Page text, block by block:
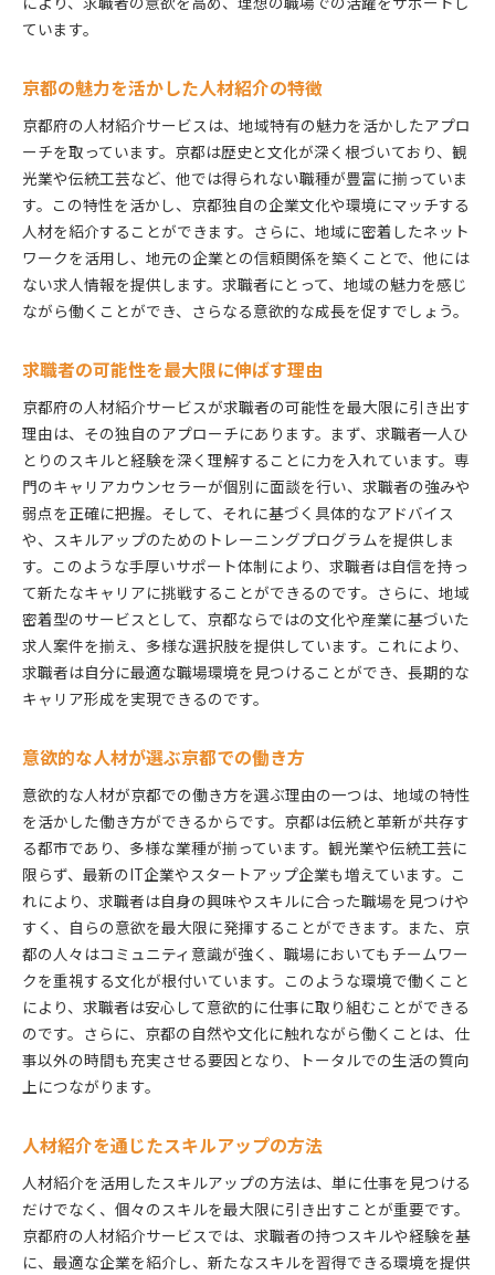
ています。
京都の魅力を活かした人材紹介の特徴
京都府の人材紹介サービスは、地域特有の魅力を活かしたアプロ
ーチを取っています。京都は歴史と文化が深く根づいており、観
光業や伝統工芸など、他では得られない職種が豊富に揃っていま
す。この特性を活かし、京都独自の企業文化や環境にマッチする
人材を紹介することができます。さらに、地域に密着したネット
ワークを活用し、地元の企業との信頼関係を築くことで、他には
ない求人情報を提供します。求職者にとって、地域の魅力を感じ
ながら働くことができ、さらなる意欲的な成長を促すでしょう。
求職者の可能性を最大限に伸ばす理由
京都府の人材紹介サービスが求職者の可能性を最大限に引き出す
理由は、その独自のアプローチにあります。まず、求職者一人ひ
とりのスキルと経験を深く理解することに力を入れています。専
門のキャリアカウンセラーが個別に面談を行い、求職者の強みや
弱点を正確に把握。そして、それに基づく具体的なアドバイス
や、スキルアップのためのトレーニングプログラムを提供しま
す。このような手厚いサポート体制により、求職者は自信を持っ
て新たなキャリアに挑戦することができるのです。さらに、地域
密着型のサービスとして、京都ならではの文化や産業に基づいた
求人案件を揃え、多様な選択肢を提供しています。これにより、
求職者は自分に最適な職場環境を見つけることができ、長期的な
キャリア形成を実現できるのです。
意欲的な人材が選ぶ京都での働き方
意欲的な人材が京都での働き方を選ぶ理由の一つは、地域の特性
を活かした働き方ができるからです。京都は伝統と革新が共存す
る都市であり、多様な業種が揃っています。観光業や伝統工芸に
限らず、最新のIT企業やスタートアップ企業も増えています。こ
れにより、求職者は自身の興味やスキルに合った職場を見つけや
すく、自らの意欲を最大限に発揮することができます。また、京
都の人々はコミュニティ意識が強く、職場においてもチームワー
クを重視する文化が根付いています。このような環境で働くこと
により、求職者は安心して意欲的に仕事に取り組むことができる
のです。さらに、京都の自然や文化に触れながら働くことは、仕
事以外の時間も充実させる要因となり、トータルでの生活の質向
上につながります。
人材紹介を通じたスキルアップの方法
人材紹介を活用したスキルアップの方法は、単に仕事を見つける
だけでなく、個々のスキルを最大限に引き出すことが重要です。
京都府の人材紹介サービスでは、求職者の持つスキルや経験を基
に、最適な企業を紹介し、新たなスキルを習得できる環境を提供